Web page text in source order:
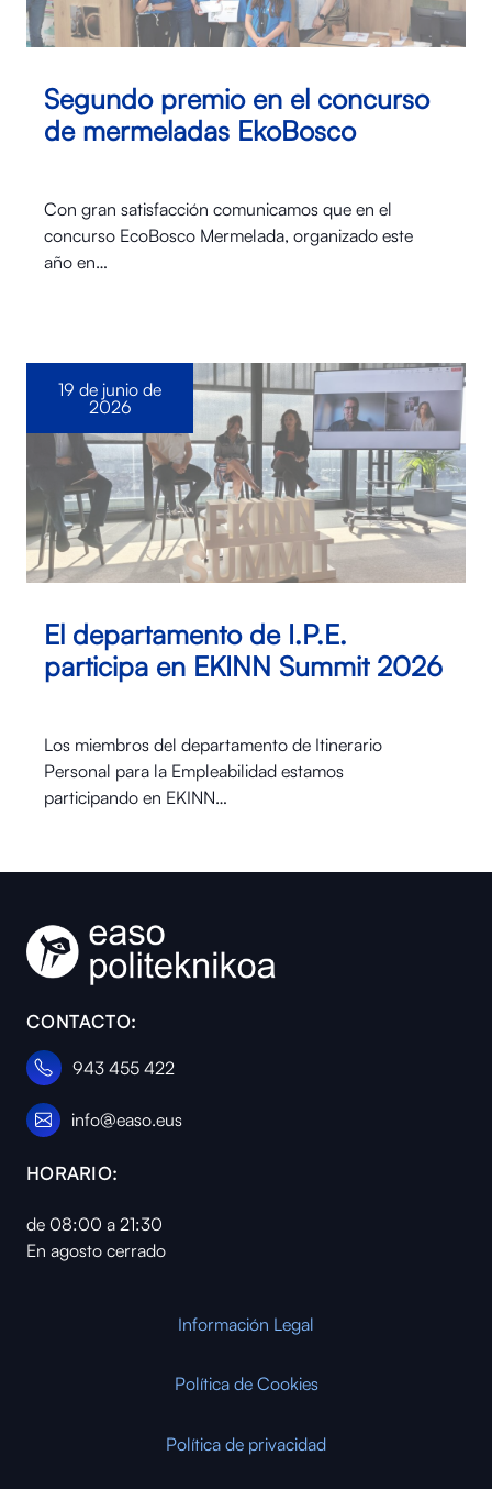
Segundo premio en el concurso
de mermeladas EkoBosco
Con gran satisfacción comunicamos que en el
concurso EcoBosco Mermelada, organizado este
año en…
El departamento de I.P.E.
participa en EKINN Summit 2026
Los miembros del departamento de Itinerario
Personal para la Empleabilidad estamos
participando en EKINN…
19 de junio de
2026
CONTACTO:
943 455 422
info@easo.eus
HORARIO:
de 08:00 a 21:30
En agosto cerrado
Información Legal
Política de Cookies
Política de privacidad